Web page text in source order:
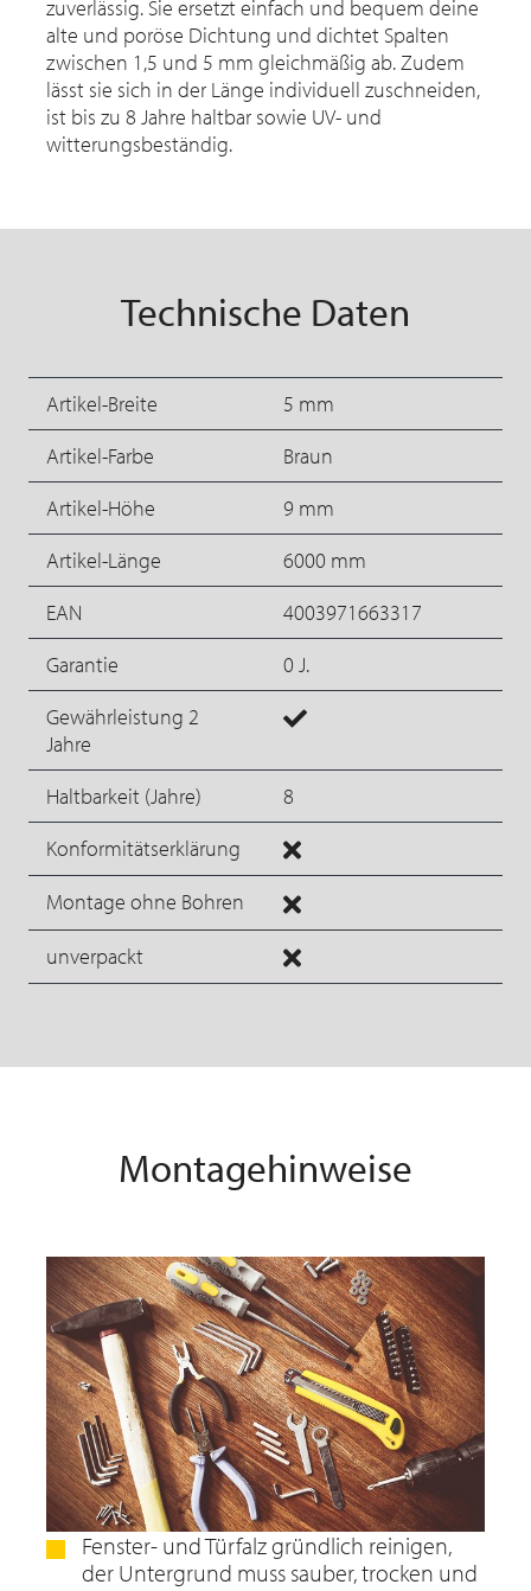
zuverlässig. Sie ersetzt einfach und bequem deine
alte und poröse Dichtung und dichtet Spalten
zwischen 1,5 und 5 mm gleichmäßig ab. Zudem
lässt sie sich in der Länge individuell zuschneiden,
ist bis zu 8 Jahre haltbar sowie UV- und
witterungsbeständig.
Technische Daten
Artikel-Breite
5 mm
Artikel-Farbe
Braun
Artikel-Höhe
9 mm
Artikel-Länge
6000 mm
EAN
4003971663317
Garantie
0 J.
Gewährleistung 2
Jahre
Haltbarkeit (Jahre)
8
Konformitätserklärung
Montage ohne Bohren
unverpackt
Montagehinweise
Fenster- und Türfalz gründlich reinigen,
der Untergrund muss sauber, trocken und